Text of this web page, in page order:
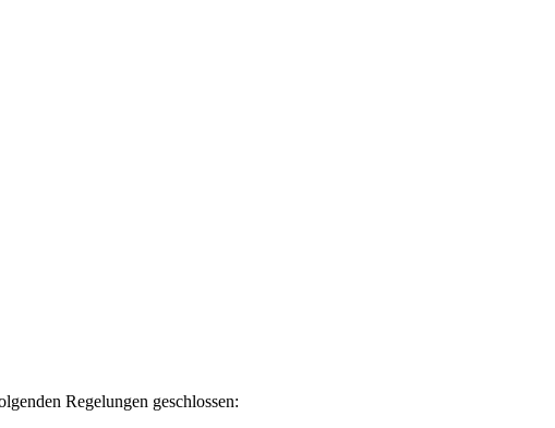
Regelungen geschlossen: